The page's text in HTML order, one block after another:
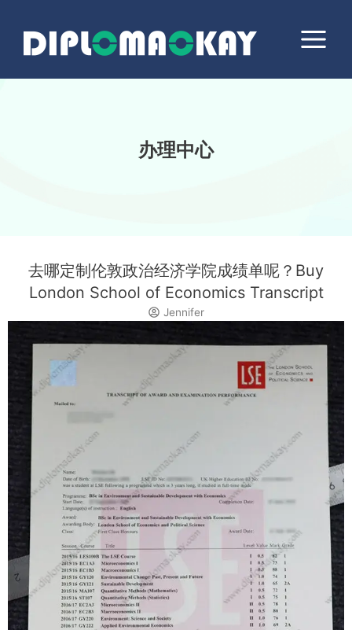
Menu
办理中心
去哪定制伦敦政治经济学院成绩单呢？Buy
London School of Economics Transcript
Jennifer